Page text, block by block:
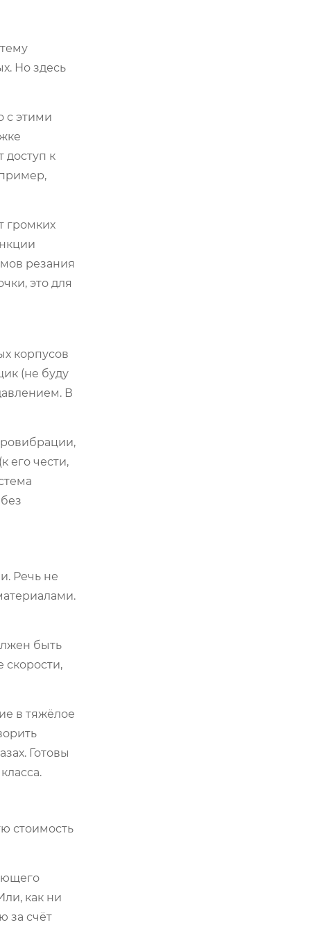
Но здесь
с этими
доступ к
громких
резания
это для
корпусов
(не буду
В
его чести,
Речь не
быть
скорости,
в тяжёлое
Готовы
стоимость
как ни
за счёт